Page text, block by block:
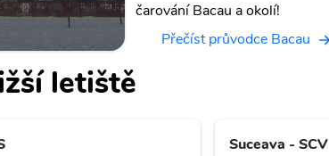
čarování Bacau a okolí!
Přečíst průvodce Bacau
letiště
Suceava - SCV